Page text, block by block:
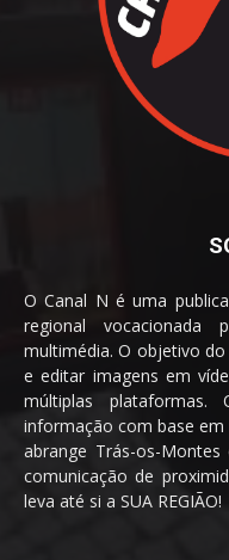
O Canal N é uma
regional
multimédia. O objetivo
e editar imagens em
múltiplas
informação com base
abrange Trás-os-
comunicação de
leva até si a SUA REGIÃO!